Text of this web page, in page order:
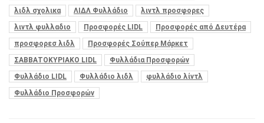
λιδλ σχολικα
ΛΙΔΛ Φυλλάδιο
λιντλ προσφορες
λιντλ φυλλαδιο
Προσφορές LIDL
Προσφορές από Δευτέρα
προσφορεσ λιδλ
Προσφορές Σούπερ Μάρκετ
ΣΑΒΒΑΤΟΚΥΡΙΑΚΟ LIDL
Φυλλάδια Προσφορών
Φυλλάδιο LIDL
Φυλλάδιο λιδλ
φυλλάδιο λίντλ
Φυλλάδιο Προσφορών